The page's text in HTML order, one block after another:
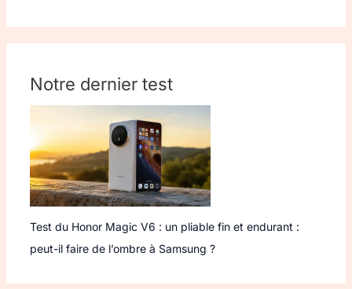
Notre dernier test
Test du Honor Magic V6 : un pliable fin et endurant :
peut-il faire de l’ombre à Samsung ?